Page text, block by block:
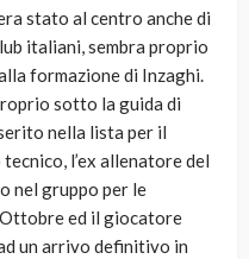
stato al centro anche di
italiani, sembra proprio
formazione di Inzaghi.
sotto la guida di
nella lista per il
l’ex allenatore del
nel gruppo per le
ed il giocatore
un arrivo definitivo in